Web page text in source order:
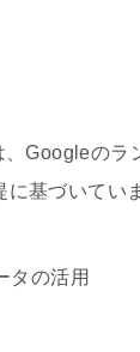
Googleのラ
に基づいてい
タの活用